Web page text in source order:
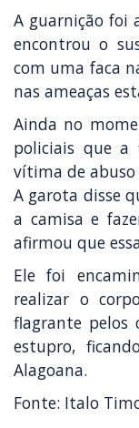
A guarnição foi
encontrou o
com uma faca
nas ameaças
Ainda no
policiais que
vítima de
A garota disse
a camisa e
afirmou que
Ele foi
realizar o
flagrante pelos
estupro,
Alagoana.
Fonte: Italo